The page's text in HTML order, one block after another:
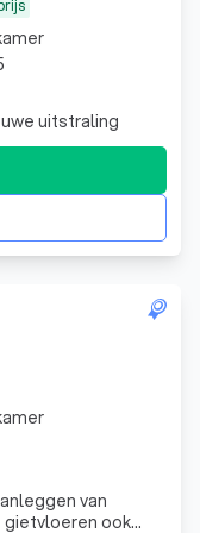
uitstraling
van
ook